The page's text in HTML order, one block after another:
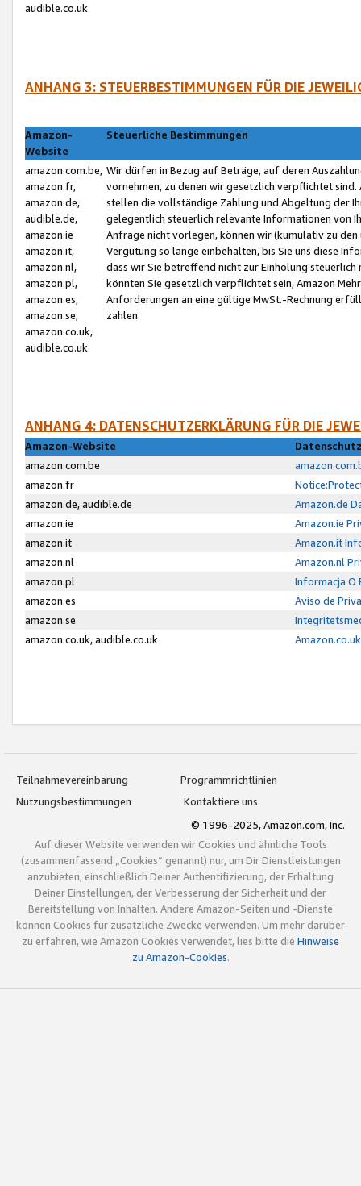
audible.co.uk
ANHANG 3: STEUERBESTIMMUNGEN FÜR DIE
Amazon-
Website
Steuerliche Bestimmungen
amazon.com.be,
amazon.fr,
amazon.de,
audible.de,
amazon.ie
amazon.it,
amazon.nl,
amazon.pl,
amazon.es,
amazon.se,
amazon.co.uk,
audible.co.uk
Wir dürfen in Bezug auf Beträge, auf deren
vornehmen, zu denen wir gesetzlich verpflichtet
stellen die vollständige Zahlung und Abgeltung der
gelegentlich steuerlich relevante Informationen von
Anfrage nicht vorlegen, können wir (kumulativ zu
Vergütung so lange einbehalten, bis Sie uns diese
dass wir Sie betreffend nicht zur Einholung
könnten Sie gesetzlich verpflichtet sein, Amazon
Anforderungen an eine gültige MwSt.-Rechnung
zahlen.
ANHANG 4: DATENSCHUTZERKLÄRUNG FÜR DIE
Amazon-Website
amazon.com.be
amazon.fr
amazon.de, audible.de
Amazon.de
amazon.ie
Amazon.ie
amazon.it
Amazon.it
amazon.nl
Amazon.nl
amazon.pl
Informacja O
amazon.es
Aviso de
amazon.se
amazon.co.uk, audible.co.uk
Teilnahmevereinbarung
Programmrichtlinien
Nutzungsbestimmungen
Kontaktiere uns
© 1996-2025, Amazon.com, Inc.
Auf dieser Website verwenden wir Cookies und ähnliche Tools
(zusammenfassend „Cookies“ genannt) nur, um Dir Dienstleistungen
anzubieten, einschließlich Deiner Authentifizierung, der Erhaltung
Deiner Einstellungen, der Verbesserung der Sicherheit und der
Bereitstellung von Inhalten. Andere Amazon-Seiten und -Dienste
können Cookies für zusätzliche Zwecke verwenden. Um mehr darüber
zu erfahren, wie Amazon Cookies verwendet, lies bitte die Hinweise
zu Amazon-Cookies.